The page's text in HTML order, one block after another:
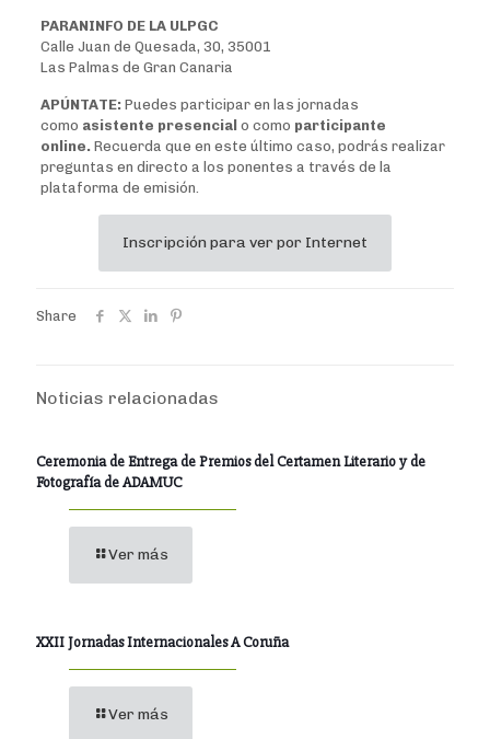
PARANINFO DE LA ULPGC
Calle Juan de Quesada, 30, 35001
Las Palmas de Gran Canaria
APÚNTATE:Puedes participar en las jornadas
como asistente presencial o como participante
online.Recuerda que en este último caso, podrás realizar
preguntas en directo a los ponentes a través de la
plataforma de emisión.
Inscripción para ver por Internet
Share
Noticias relacionadas
Ceremonia de Entrega de Premios del Certamen Literario y de
Fotografía de ADAMUC
Ver más
XXII Jornadas Internacionales A Coruña
Ver más